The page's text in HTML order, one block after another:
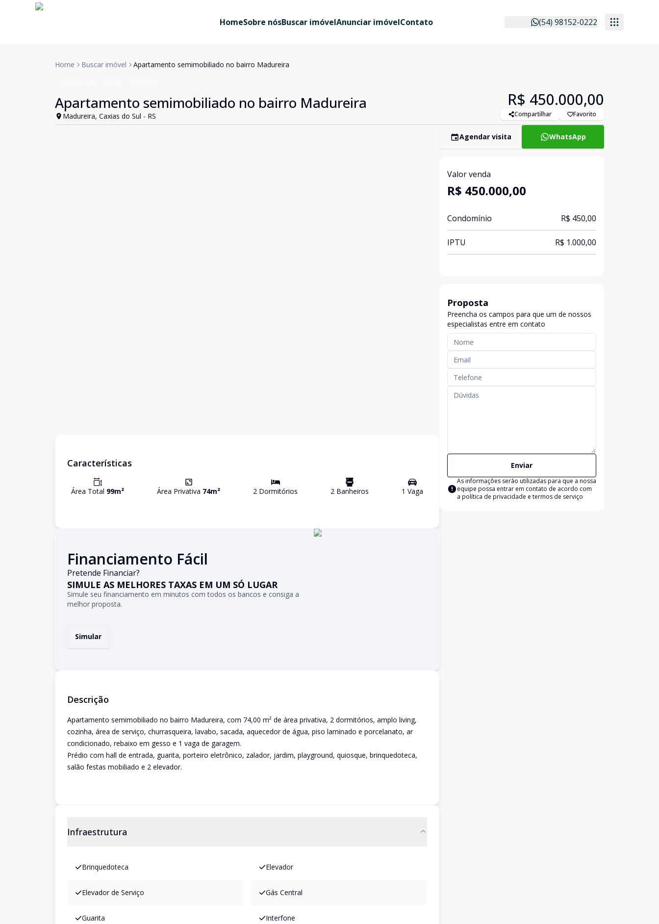
HomeSobre nósBuscar imóvelAnunciar imóvelContato (54) 98152-0222
Home Buscar imóvel Apartamento semimobiliado no bairro Madureira
Apartamento semimobiliado no bairro Madureira
Madureira, Caxias do Sul - RS
R$ 450.000,00
Compartilhar Favorito
Características
Área Total 99m² Área Privativa 74m² 2 Dormitórios 2 Banheiros 1 Vaga
Financiamento Fácil
Pretende Financiar?
SIMULE AS MELHORES TAXAS EM UM SÓ LUGAR
Simule seu financiamento em minutos com todos os bancos e consiga a
melhor proposta.
Simular
Descrição
Apartamento semimobiliado no bairro Madureira, com 74,00 m² de área privativa, 2 dormitórios, amplo living,
cozinha, área de serviço, churrasqueira, lavabo, sacada, aquecedor de água, piso laminado e porcelanato, ar
condicionado, rebaixo em gesso e 1 vaga de garagem.
Prédio com hall de entrada, guarita, porteiro eletrônico, zalador, jardim, playground, quiosque, brinquedoteca,
salão festas mobiliado e 2 elevador.
Infraestrutura
Brinquedoteca Elevador
Elevador de Serviço Gás Central
Guarita Interfone
Agendar visita WhatsApp
Valor venda
R$ 450.000,00
Condomínio R$ 450,00
IPTU R$ 1.000,00
Proposta
Preencha os campos para que um de nossos
especialistas entre em contato
Enviar
As informações serão utilizadas para que a nossa
equipe possa entrar em contato de acordo com
a política de privacidade e termos de serviço